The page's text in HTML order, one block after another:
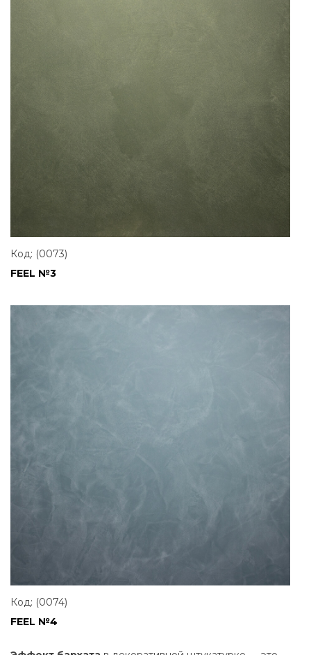
Код: (0073)
FEEL №3
Код: (0074)
FEEL №4